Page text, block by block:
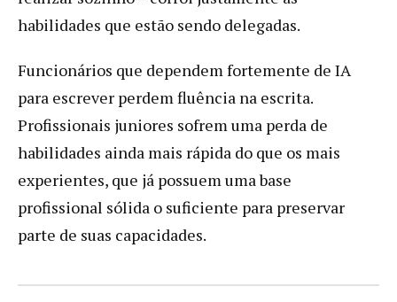
habilidades que estão sendo delegadas.
Funcionários que dependem fortemente de IA
para escrever perdem fluência na escrita.
Profissionais juniores sofrem uma perda de
habilidades ainda mais rápida do que os mais
experientes, que já possuem uma base
profissional sólida o suficiente para preservar
parte de suas capacidades.